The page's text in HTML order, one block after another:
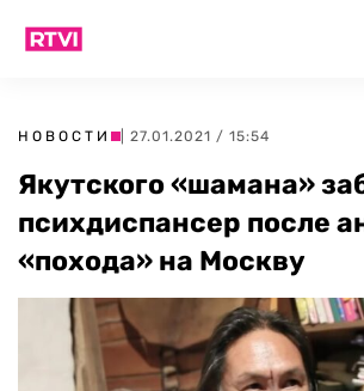
НОВОСТИ | 27.01.2021 / 15:54
Якутского «шамана»
психдиспансер после
«похода» на Москву